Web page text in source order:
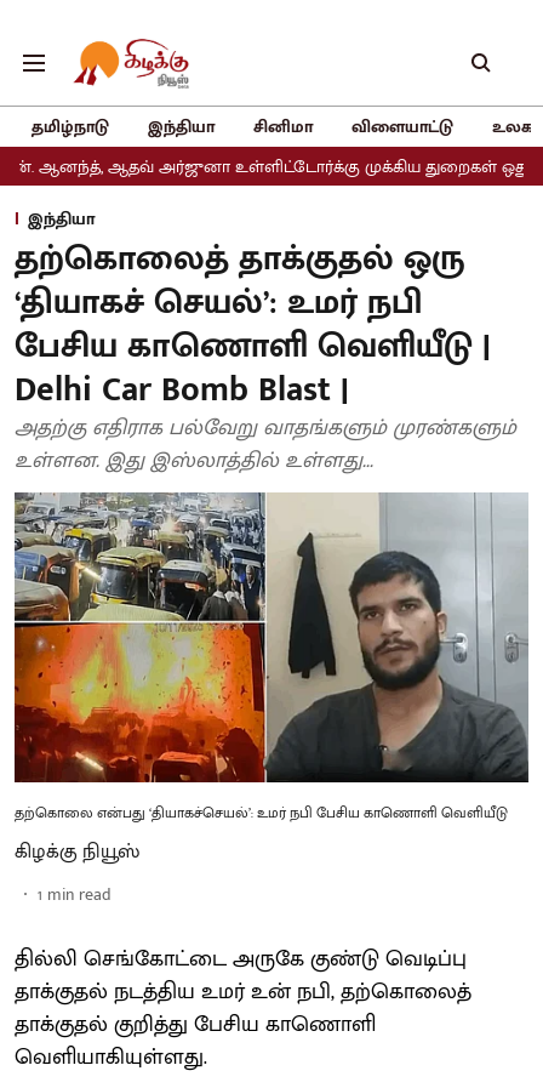
தமிழ்நாடு இந்தியா சினிமா விளையாட்டு
அர்ஜுனா உள்ளிட்டோர்க்கு முக்கிய துறைகள் ஒதுக்கீடு
இந்தியா
தற்கொலைத் தாக்குதல் ஒரு
‘தியாகச் செயல்’: உமர் நபி
பேசிய காணொளி வெளியீடு |
Delhi Car Bomb Blast |
அதற்கு எதிராக பல்வேறு வாதங்களும் முரண்களும்
உள்ளன. இது இஸ்லாத்தில் உள்ளது...
தற்கொலை என்பது ‘தியாகச்செயல்’: உமர் நபி பேசிய காணொளி வெளியீடு
கிழக்கு நியூஸ்
1 min read
தில்லி செங்கோட்டை அருகே குண்டு வெடிப்பு
தாக்குதல் நடத்திய உமர் உன் நபி, தற்கொலைத்
தாக்குதல் குறித்து பேசிய காணொளி
வெளியாகியுள்ளது.